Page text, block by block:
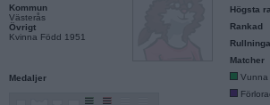
Kommun
Västerås
Övrigt
Kvinna Född 1951
Medaljer
Högsta
Rankad
Matcher
Vunna